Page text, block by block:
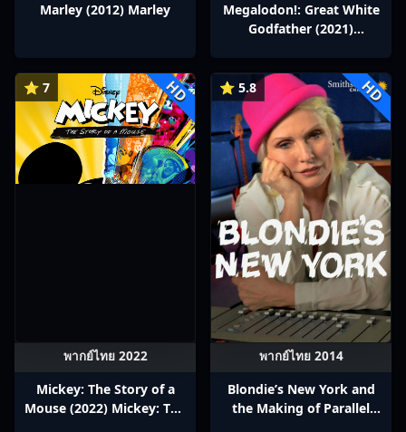
Marley (2012) Marley
Megalodon!: Great White
Godfather (2021)
⭐ 7
HD
พากย์ไทย 2022
Mickey: The Story of a
Mouse (2022) Mickey: The
⭐ 5.8 HD
พากย์ไทย 2014
Blondie’s New York and
the Making of Parallel